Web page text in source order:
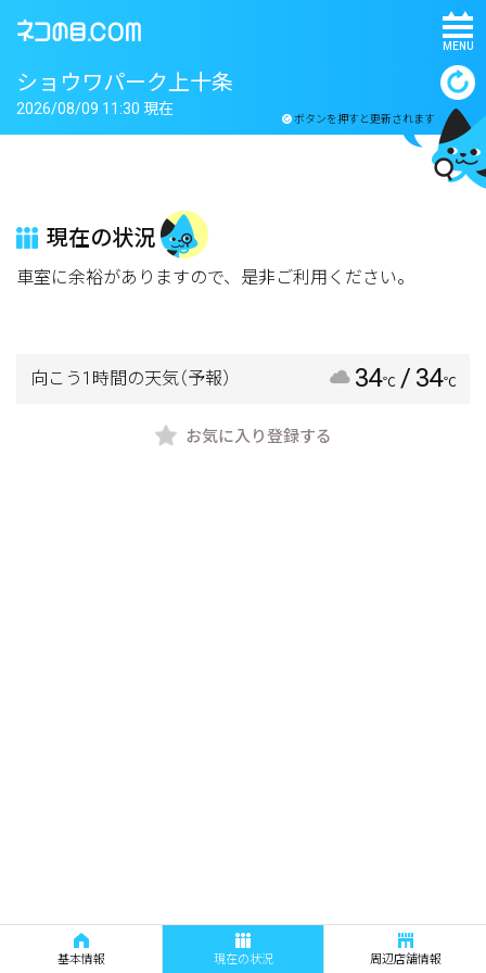
MENU
ショウワパーク上十条
ボタンを押すと更新されます
2026/08/09 11:30 現在
現在の状況
車室に余裕がありますので、是非ご利用ください。
向こう1時間の天気（予報） 34℃ / 34℃
お気に入り登録する
基本情報 現在の状況 周辺店舗情報